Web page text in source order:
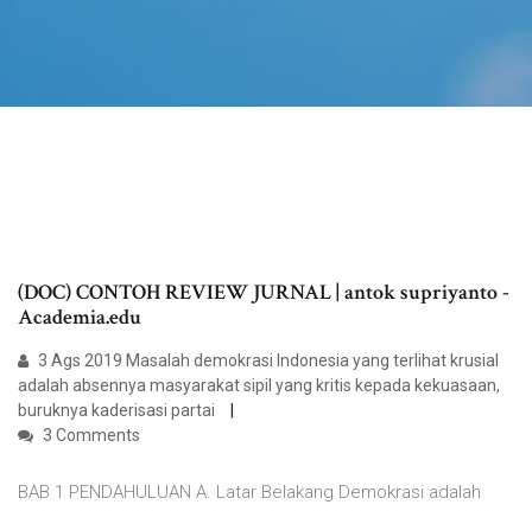
(DOC) CONTOH REVIEW JURNAL | antok supriyanto -
Academia.edu
3 Ags 2019 Masalah demokrasi Indonesia yang terlihat krusial
adalah absennya masyarakat sipil yang kritis kepada kekuasaan,
buruknya kaderisasi partai
3 Comments
BAB 1 PENDAHULUAN A. Latar Belakang Demokrasi adalah